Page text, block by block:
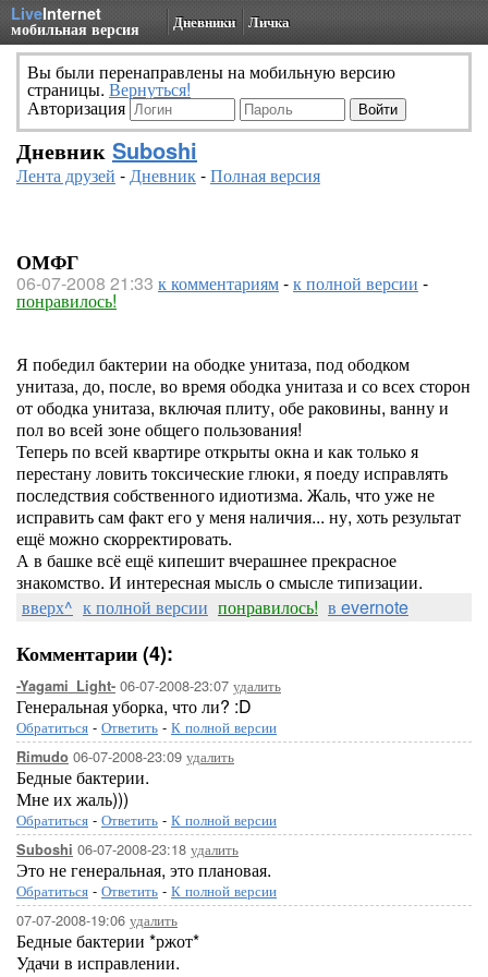
LiveInternet
мобильная версия Дневники Личка
Вы были перенаправлены на мобильную версию
страницы. Вернуться!
Авторизация
Дневник Suboshi
Лента друзей -Дневник-Полная версия
ОМФГ
06-07-2008 21:33 к комментариям-к полной версии -
понравилось!
Я победил бактерии на ободке унитаза, под ободком
унитаза, до, после, во время ободка унитаза и со всех сторон
от ободка унитаза, включая плиту, обе раковины, ванну и
пол во всей зоне общего пользования!
Теперь по всей квартире открыты окна и как только я
перестану ловить токсические глюки, я поеду исправлять
последствия собственного идиотизма. Жаль, что уже не
исправить сам факт его у меня наличия... ну, хоть результат
ещё можно скорректировать.
А в башке всё ещё кипешит вчерашнее прекрасное
знакомство. И интересная мысль о смысле типизации.
вверх^ к полной версии понравилось! в evernote
Комментарии (4):
-Yagami_Light- 06-07-2008-23:07 удалить
Генеральная уборка, что ли? :D
Обратиться - Ответить - К полной версии
Rimudo 06-07-2008-23:09 удалить
Бедные бактерии.
Мне их жаль)))
Обратиться - Ответить - К полной версии
Suboshi 06-07-2008-23:18 удалить
Это не генеральная, это плановая.
Обратиться - Ответить - К полной версии
07-07-2008-19:06 удалить
Бедные бактерии *ржот*
Удачи в исправлении.